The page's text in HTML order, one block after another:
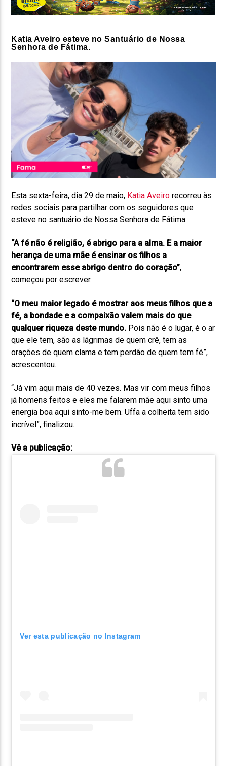
Katia Aveiro esteve no Santuário de Nossa
Senhora de Fátima.
Esta sexta-feira, dia 29 de maio, Katia Aveiro recorreu às
redes sociais para partilhar com os seguidores que
esteve no santuário de Nossa Senhora de Fátima.
“A fé não é religião, é abrigo para a alma. E a maior
herança de uma mãe é ensinar os filhos a
encontrarem esse abrigo dentro do coração”,
começou por escrever.
“O meu maior legado é mostrar aos meus filhos que a
fé, a bondade e a compaixão valem mais do que
qualquer riqueza deste mundo. Pois não é o lugar, é o ar
que ele tem, são as lágrimas de quem crê, tem as
orações de quem clama e tem perdão de quem tem fé”,
acrescentou.
“Já vim aqui mais de 40 vezes. Mas vir com meus filhos
já homens feitos e eles me falarem mãe aqui sinto uma
energia boa aqui sinto-me bem. Uffa a colheita tem sido
incrível”, finalizou.
Vê a publicação:
Ver esta publicação no Instagram